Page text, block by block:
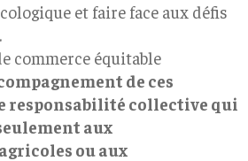
et faire face aux défis
commerce équitable
de ces
responsabilité collective qui
aux
ou aux